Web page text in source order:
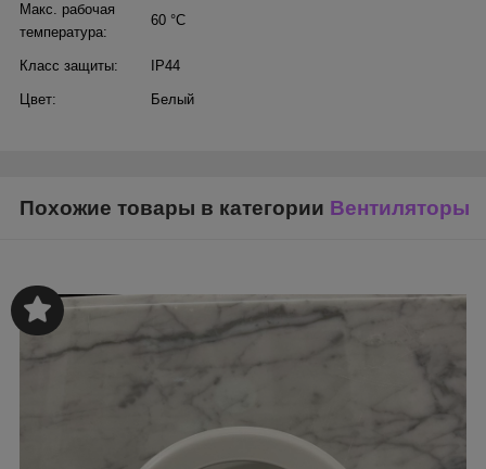
Макс. рабочая
температура:
60 °С
Класс защиты: IP44
Цвет: Белый
Похожие товары в категории Вентиляторы